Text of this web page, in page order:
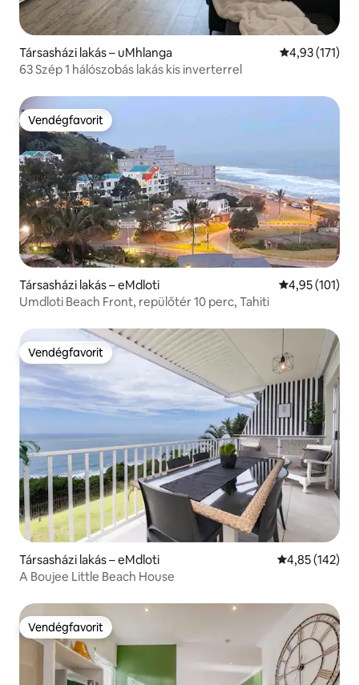
Társasházi lakás – uMhlanga Átlagos
4,93 (171)
63 Szép 1 hálószobás lakás kis inverterrel
Vendégfavorit
Vendégfavorit
Társasházi lakás – eMdloti Átlagos
4,95 (101)
Umdloti Beach Front, repülőtér 10 perc, Tahiti
Vendégfavorit
Vendégfavorit
Társasházi lakás – eMdloti Átlagos
4,85 (142)
A Boujee Little Beach House
Vendégfavorit
Vendégfavorit